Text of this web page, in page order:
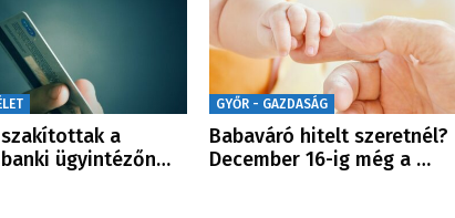
a
ügyintézőn…
GYŐR - GAZDASÁG
Babaváró hitelt szeretnél?
December 16-ig még a …